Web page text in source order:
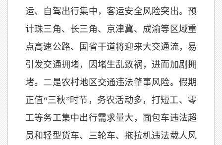
运、自驾出行集中，客运安全风险突出。预
计珠三角、长三角、京津冀、成渝等区域重
点高速公路、国省干道将迎来大交通流，易
引发交通拥堵，因堵生乱致祸，进而加剧拥
堵。二是农村地区交通违法肇事风险。假期
正值“三秋”时节，务农活动多，打短工、零
工等务工集中出行需求量大，面包车违法超
员和轻型货车、三轮车、拖拉机违法载人风